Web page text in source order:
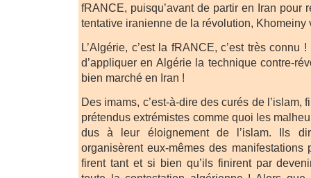
fRANCE, puisqu’avant de partir en Iran pour
tentative iranienne de la révolution, Khomeiny
L’Algérie, c’est la fRANCE, c’est très connu
d’appliquer en Algérie la technique contre-
bien marché en Iran !
Des imams, c’est-à-dire des curés de l’islam,
prétendus extrémistes comme quoi les
dus à leur éloignement de l’islam. Ils
organisèrent eux-mêmes des manifestations
firent tant et si bien qu’ils finirent par